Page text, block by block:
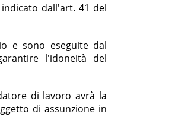
dall'art. 41 del
e sono eseguite dal
l'idoneità del
di lavoro avrà la
di assunzione in